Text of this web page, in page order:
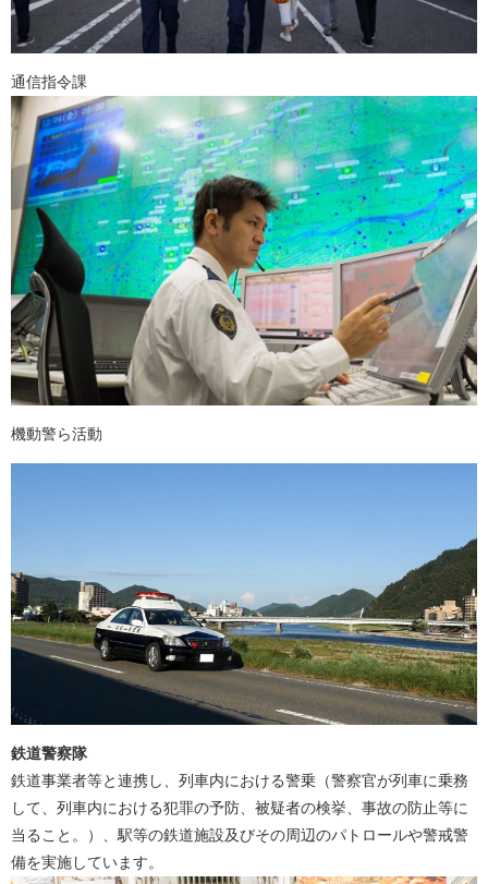
通信指令課
機動警ら活動
鉄道警察隊
鉄道事業者等と連携し、列車内における警乗（警察官が列車に乗務
して、列車内における犯罪の予防、被疑者の検挙、事故の防止等に
当ること。）、駅等の鉄道施設及びその周辺のパトロールや警戒警
備を実施しています。